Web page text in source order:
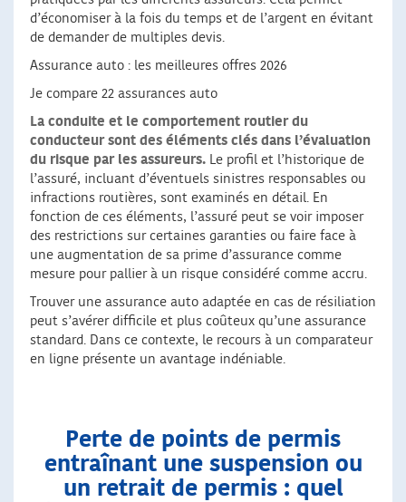
d’économiser à la fois du temps et de l’argent en évitant
de demander de multiples devis.
Assurance auto : les meilleures offres 2026
Je compare 22 assurances auto
La conduite et le comportement routier du
conducteur sont des éléments clés dans l’évaluation
du risque par les assureurs. Le profil et l’historique de
l’assuré, incluant d’éventuels sinistres responsables ou
infractions routières, sont examinés en détail. En
fonction de ces éléments, l’assuré peut se voir imposer
des restrictions sur certaines garanties ou faire face à
une augmentation de sa prime d’assurance comme
mesure pour pallier à un risque considéré comme accru.
Trouver une assurance auto adaptée en cas de résiliation
peut s’avérer difficile et plus coûteux qu’une assurance
standard. Dans ce contexte, le recours à un comparateur
en ligne présente un avantage indéniable.
Perte de points de permis
entraînant une suspension ou
un retrait de permis : quel